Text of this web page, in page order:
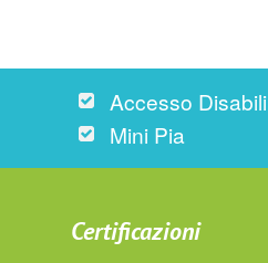
Accesso Disabili
Mini Pia
Certificazioni